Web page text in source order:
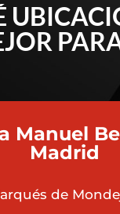
Manuel
Madrid
de